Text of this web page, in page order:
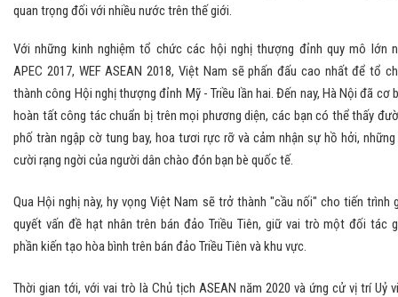
quan trọng đối với nhiều nước trên thế giới.
Với những kinh nghiệm tổ chức các hội nghị thượng đỉnh quy mô lớn
APEC 2017, WEF ASEAN 2018, Việt Nam sẽ phấn đấu cao nhất để tổ
thành công Hội nghị thượng đỉnh Mỹ - Triều lần hai. Đến nay, Hà Nội đã cơ
hoàn tất công tác chuẩn bị trên mọi phương diện, các bạn có thể thấy
phố tràn ngập cờ tung bay, hoa tươi rực rỡ và cảm nhận sự hồ hởi, những
cười rạng ngời của người dân chào đón bạn bè quốc tế.
Qua Hội nghị này, hy vọng Việt Nam sẽ trở thành "cầu nối" cho tiến trình
quyết vấn đề hạt nhân trên bán đảo Triều Tiên, giữ vai trò một đối tác
phần kiến tạo hòa bình trên bán đảo Triều Tiên và khu vực.
Thời gian tới, với vai trò là Chủ tịch ASEAN năm 2020 và ứng cử vị trí Uỷ